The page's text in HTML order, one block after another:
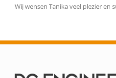
Wij wensen Tanika veel plezier en